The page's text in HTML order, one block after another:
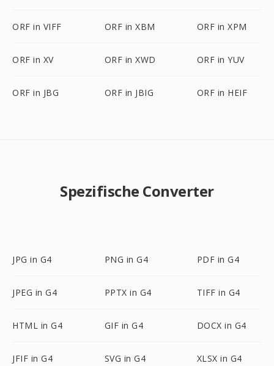
ORF in VIFF ORF in XBM ORF in XPM
ORF in XV ORF in XWD ORF in YUV
ORF in JBG ORF in JBIG ORF in HEIF
Spezifische Converter
JPG in G4 PNG in G4 PDF in G4
JPEG in G4 PPTX in G4 TIFF in G4
HTML in G4 GIF in G4 DOCX in G4
JFIF in G4 SVG in G4 XLSX in G4